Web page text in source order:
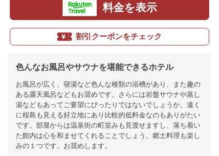
料金を表示
割引クーポンをチェック
色んなお風呂やサウナを堪能できるホテル
お風呂が広く、寝湯など色んな種類の浴槽があり、また趣の
ある露天風呂などもお奨めです。さらには岩盤サウナや蒸し
湯などもあってご要望にぴったりではないでしょうか。遠く
に桜島も見える好立地にあり比較的低料金なのもありがたい
です。部屋からは温泉街の町並みも見渡せますし、落ち着い
た館内は心を和ませてくれることでしょう。郷土料理も楽し
みの１つです。お奨めします。